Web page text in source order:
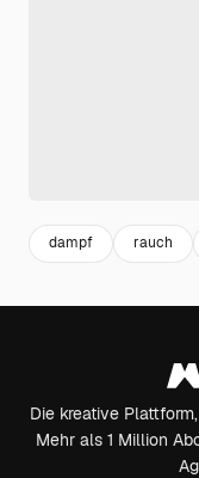
dampf rauch
Die kreative
Mehr als 1 Million